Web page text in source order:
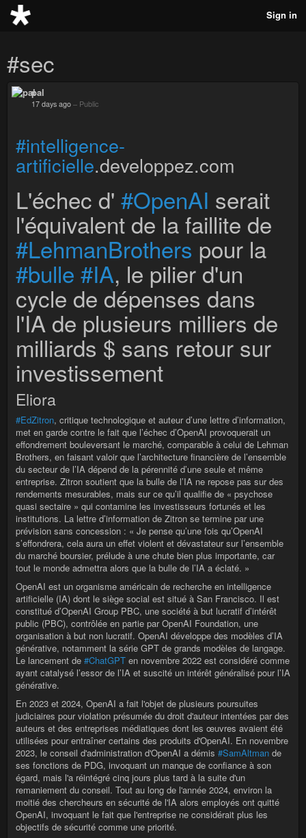
Sign in
#sec
pal
17 days ago – Public
#intelligence-
artificielle.developpez.com
L'échec d' #OpenAI serait
l'équivalent de la faillite de
#LehmanBrothers pour la
#bulle #IA, le pilier d'un
cycle de dépenses dans
l'IA de plusieurs milliers de
milliards $ sans retour sur
investissement
Eliora
#EdZitron, critique technologique et auteur d’une lettre d’information,
met en garde contre le fait que l’échec d’OpenAI provoquerait un
effondrement bouleversant le marché, comparable à celui de Lehman
Brothers, en faisant valoir que l’architecture financière de l’ensemble
du secteur de l’IA dépend de la pérennité d’une seule et même
entreprise. Zitron soutient que la bulle de l’IA ne repose pas sur des
rendements mesurables, mais sur ce qu’il qualifie de « psychose
quasi sectaire » qui contamine les investisseurs fortunés et les
institutions. La lettre d’information de Zitron se termine par une
prévision sans concession : « Je pense qu’une fois qu’OpenAI
s’effondrera, cela aura un effet violent et dévastateur sur l’ensemble
du marché boursier, prélude à une chute bien plus importante, car
tout le monde admettra alors que la bulle de l’IA a éclaté. »
OpenAI est un organisme américain de recherche en intelligence
artificielle (IA) dont le siège social est situé à San Francisco. Il est
constitué d’OpenAI Group PBC, une société à but lucratif d’intérêt
public (PBC), contrôlée en partie par OpenAI Foundation, une
organisation à but non lucratif. OpenAI développe des modèles d’IA
générative, notamment la série GPT de grands modèles de langage.
Le lancement de #ChatGPT en novembre 2022 est considéré comme
ayant catalysé l’essor de l’IA et suscité un intérêt généralisé pour l’IA
générative.
En 2023 et 2024, OpenAI a fait l'objet de plusieurs poursuites
judiciaires pour violation présumée du droit d'auteur intentées par des
auteurs et des entreprises médiatiques dont les œuvres avaient été
utilisées pour entraîner certains des produits d'OpenAI. En novembre
2023, le conseil d'administration d'OpenAI a démis #SamAltman de
ses fonctions de PDG, invoquant un manque de confiance à son
égard, mais l'a réintégré cinq jours plus tard à la suite d'un
remaniement du conseil. Tout au long de l'année 2024, environ la
moitié des chercheurs en sécurité de l'IA alors employés ont quitté
OpenAI, invoquant le fait que l'entreprise ne considérait plus les
objectifs de sécurité comme une priorité.